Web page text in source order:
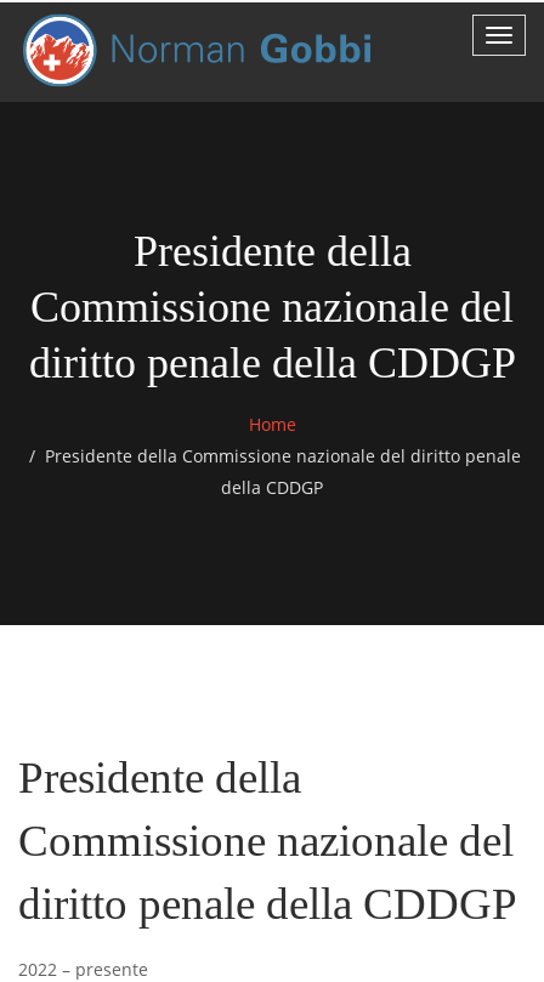
Presidente della
Commissione nazionale del
diritto penale della CDDGP
Home
Presidente della Commissione nazionale del diritto penale
della CDDGP
Presidente della
Commissione nazionale del
diritto penale della CDDGP
2022 – presente